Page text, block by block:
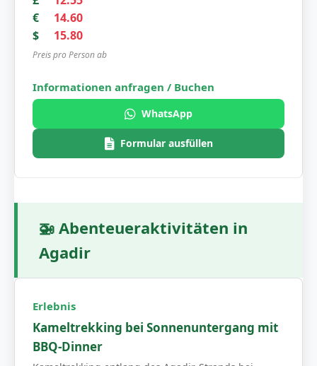
€
14.60
$
15.80
Preis pro Person ab
WhatsApp
Formular ausfüllen
🚁 Abenteueraktivitäten in
Agadir
Kameltrekking bei Sonnenuntergang mit
BBQ-Dinner